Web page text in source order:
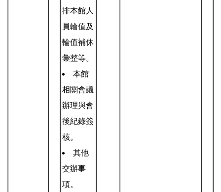
排本館人
員輪值及
輪值補休
彙整等。
本館
相關會議
辦理與會
後紀錄簽
核。
其他
交辦事
項。